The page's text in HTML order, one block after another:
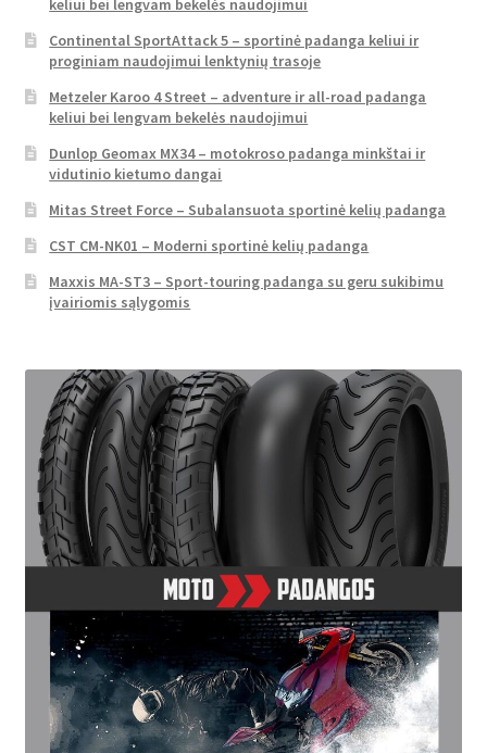
keliui bei lengvam bekelės naudojimui
Continental SportAttack 5 – sportinė padanga keliui ir
proginiam naudojimui lenktynių trasoje
Metzeler Karoo 4 Street – adventure ir all-road padanga
keliui bei lengvam bekelės naudojimui
Dunlop Geomax MX34 – motokroso padanga minkštai ir
vidutinio kietumo dangai
Mitas Street Force – Subalansuota sportinė kelių padanga
CST CM-NK01 – Moderni sportinė kelių padanga
Maxxis MA-ST3 – Sport-touring padanga su geru sukibimu
įvairiomis sąlygomis